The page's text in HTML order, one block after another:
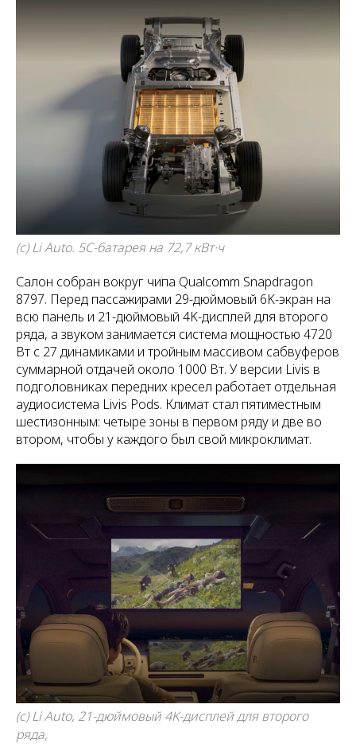
(c) Li Auto. 5C-батарея на 72,7 кВт·ч
Салон собран вокруг чипа Qualcomm Snapdragon
8797. Перед пассажирами 29-дюймовый 6K-экран на
всю панель и 21-дюймовый 4K-дисплей для второго
ряда, а звуком занимается система мощностью 4720
Вт с 27 динамиками и тройным массивом сабвуферов
суммарной отдачей около 1000 Вт. У версии Livis в
подголовниках передних кресел работает отдельная
аудиосистема Livis Pods. Климат стал пятиместным
шестизонным: четыре зоны в первом ряду и две во
втором, чтобы у каждого был свой микроклимат.
(c) Li Auto, 21-дюймовый 4K-дисплей для второго
ряда,